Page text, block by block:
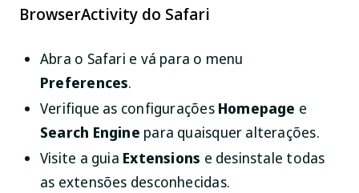
BrowserActivity do Safari
Abra o Safari e vá para o menu
Preferences.
Verifique as configurações Homepage e
Search Engine para quaisquer alterações.
Visite a guia Extensions e desinstale todas
as extensões desconhecidas.